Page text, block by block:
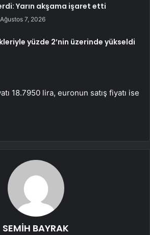
Yarın akşama işaret etti
Ağustos 7, 2026
yüzde 2’nin üzerinde yükseldi
18.7950 lira, euronun satış fiyatı ise
SEMİH BAYRAK